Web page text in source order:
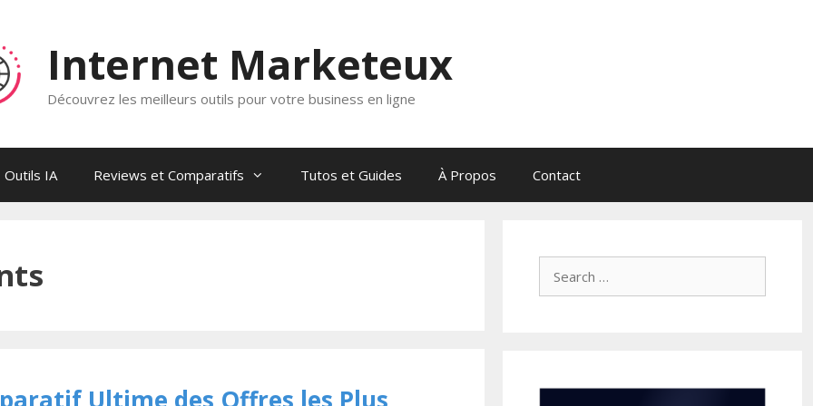
Internet Marketeux
Découvrez les meilleurs outils pour votre business en ligne
Outils IA Reviews et Comparatifs Tutos et Guides À Propos Contact